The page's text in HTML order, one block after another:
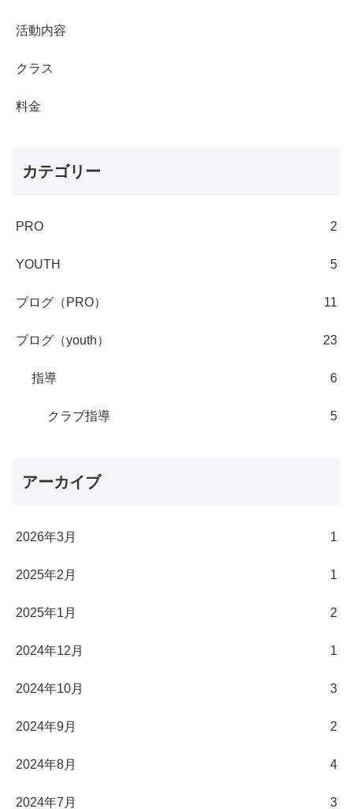
活動内容
クラス
料金
カテゴリー
PRO 2
YOUTH 5
ブログ（PRO） 11
ブログ（youth） 23
指導 6
クラブ指導 5
アーカイブ
2026年3月 1
2025年2月 1
2025年1月 2
2024年12月 1
2024年10月 3
2024年9月 2
2024年8月 4
2024年7月 3